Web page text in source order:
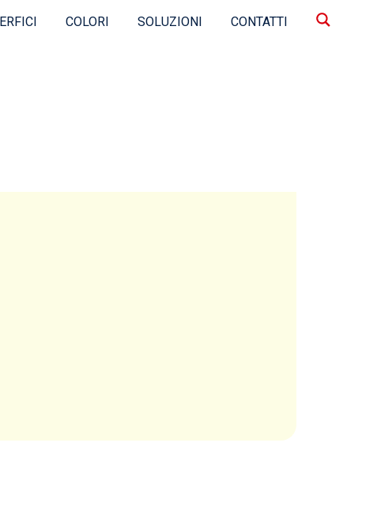
COLORI SOLUZIONI CONTATTI